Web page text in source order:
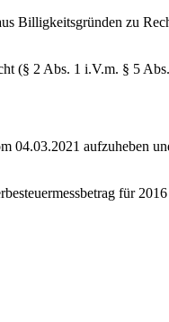
zu
2 Abs. 1 i.V.m. § 5
aufzuheben
für